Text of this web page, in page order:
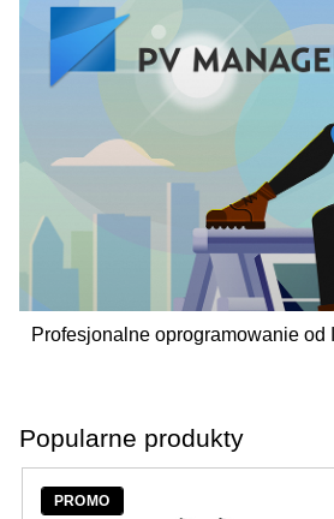
Profesjonalne oprogramowanie od
Popularne produkty
PROMO